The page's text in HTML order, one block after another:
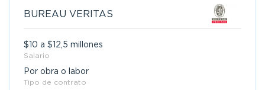
BUREAU VERITAS
$10 a $12,5 millones
Salario
Por obra o labor
Tipo de contrato